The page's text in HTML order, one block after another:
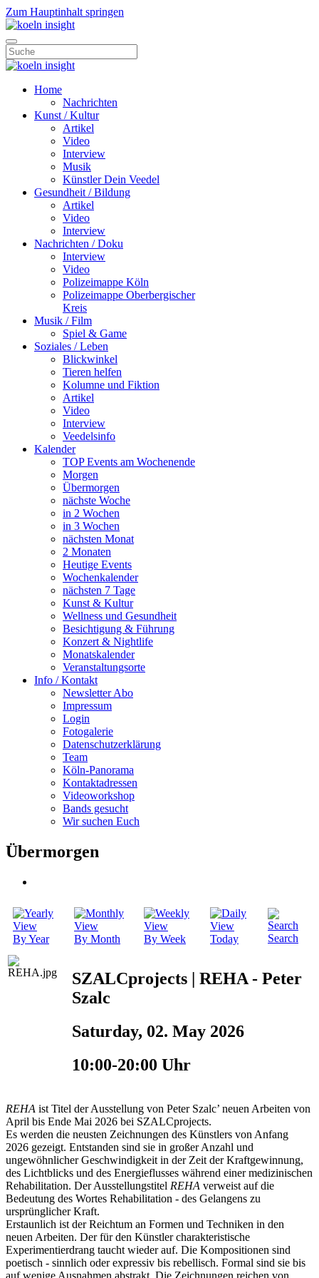
Zum Hauptinhalt springen
Home
Nachrichten
Kunst / Kultur
Artikel
Video
Interview
Musik
Künstler Dein Veedel
Gesundheit / Bildung
Artikel
Video
Interview
Nachrichten / Doku
Interview
Video
Polizeimappe Köln
Polizeimappe Oberbergischer
Kreis
Musik / Film
Spiel & Game
Soziales / Leben
Blickwinkel
Tieren helfen
Kolumne und Fiktion
Artikel
Video
Interview
Veedelsinfo
Kalender
TOP Events am Wochenende
Morgen
Übermorgen
nächste Woche
in 2 Wochen
in 3 Wochen
nächsten Monat
2 Monaten
Heutige Events
Wochenkalender
nächsten 7 Tage
Kunst & Kultur
Wellness und Gesundheit
Besichtigung & Führung
Konzert & Nightlife
Monatskalender
Veranstaltungsorte
Info / Kontakt
Newsletter Abo
Impressum
Login
Fotogalerie
Datenschutzerklärung
Team
Köln-Panorama
Kontaktadressen
Videoworkshop
Bands gesucht
Wir suchen Euch
Übermorgen
By Year By Month By Week Today Search
SZALCprojects | REHA - Peter
Szalc
Saturday, 02. May 2026
10:00-20:00 Uhr
REHA ist Titel der Ausstellung von Peter Szalc’ neuen Arbeiten von
April bis Ende Mai 2026 bei SZALCprojects.
Es werden die neusten Zeichnungen des Künstlers von Anfang
2026 gezeigt. Entstanden sind sie in großer Anzahl und
ungewöhnlicher Geschwindigkeit in der Zeit der Kraftgewinnung,
des Lichtblicks und des Energieflusses während einer medizinischen
Rehabilitation. Der Ausstellungstitel REHA verweist auf die
Bedeutung des Wortes Rehabilitation - des Gelangens zu
ursprünglicher Kraft.
Erstaunlich ist der Reichtum an Formen und Techniken in den
neuen Arbeiten. Der für den Künstler charakteristische
Experimentierdrang taucht wieder auf. Die Kompositionen sind
poetisch - sinnlich oder expressiv bis rebellisch. Formal sind sie bis
auf wenige Ausnahmen abstrakt. Die Zeichnungen reichen von